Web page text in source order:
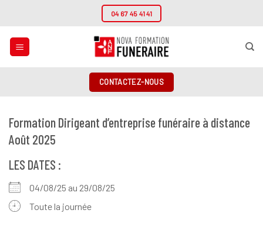
contenu
04 67 45 41 41
CONTACTEZ-NOUS
Formation Dirigeant d’entreprise funéraire à distance
Août 2025
LES DATES :
04/08/25 au 29/08/25
Toute la journée